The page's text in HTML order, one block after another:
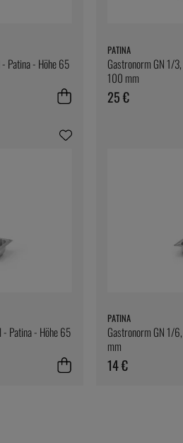
Patina - Höhe 65
PATINA
Gastronorm GN 1/
100 mm
25 €
- Patina - Höhe 65
PATINA
Gastronorm GN 1/
mm
14 €